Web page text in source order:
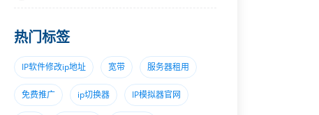
热门标签
IP软件修改ip地址 宽带 服务器租用
免费推广 ip切换器 IP模拟器官网